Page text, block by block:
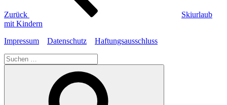
Zurück
Skiurlaub
mit Kindern
Impressum
Datenschutz
Haftungsausschluss
Suche
nach: